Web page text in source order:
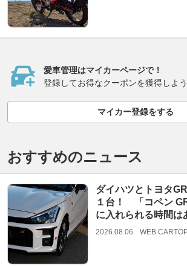
愛車管理はマイカーページで！
登録してお得なクーポンを獲得しよう
マイカー登録をする
おすすめのニュース
ダイハツとトヨタ
１台！ 「コペン
に入れられる時間は
2026.08.06 WEB